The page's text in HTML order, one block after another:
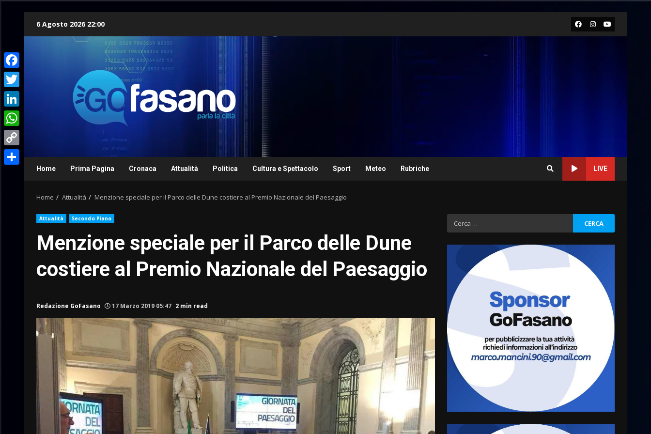
6 Agosto 2026 22:00 Facebook
Instagram
Youtube
Home Prima Pagina Cronaca Attualità Politica Cultura e Spettacolo Sport Meteo Rubriche LIVE
Home Attualità Menzione speciale per il Parco delle Dune costiere al Premio Nazionale del Paesaggio
Attualità Secondo Piano
Menzione speciale per il Parco delle Dune
costiere al Premio Nazionale del Paesaggio
Redazione GoFasano 17 Marzo 2019 05:47 2 min read
Ricerca
per:
Grazia Neglia, coordinatrice
cittadina di Fratelli d’Italia,
pronta a tornare in Consiglio
comunale
6 Agosto 2026 08:00
4
Cura dei beni comuni e
cittadinanza attiva: online
l’avviso per la gestione
condivisa della Villetta di
5
La magia del Minareto e la
prima assoluta de “L’Albergo
Belvedere. Il rapimento”
6 Agosto 2026 06:15
Facebook
Twitter
LinkedIn
WhatsApp
Copy